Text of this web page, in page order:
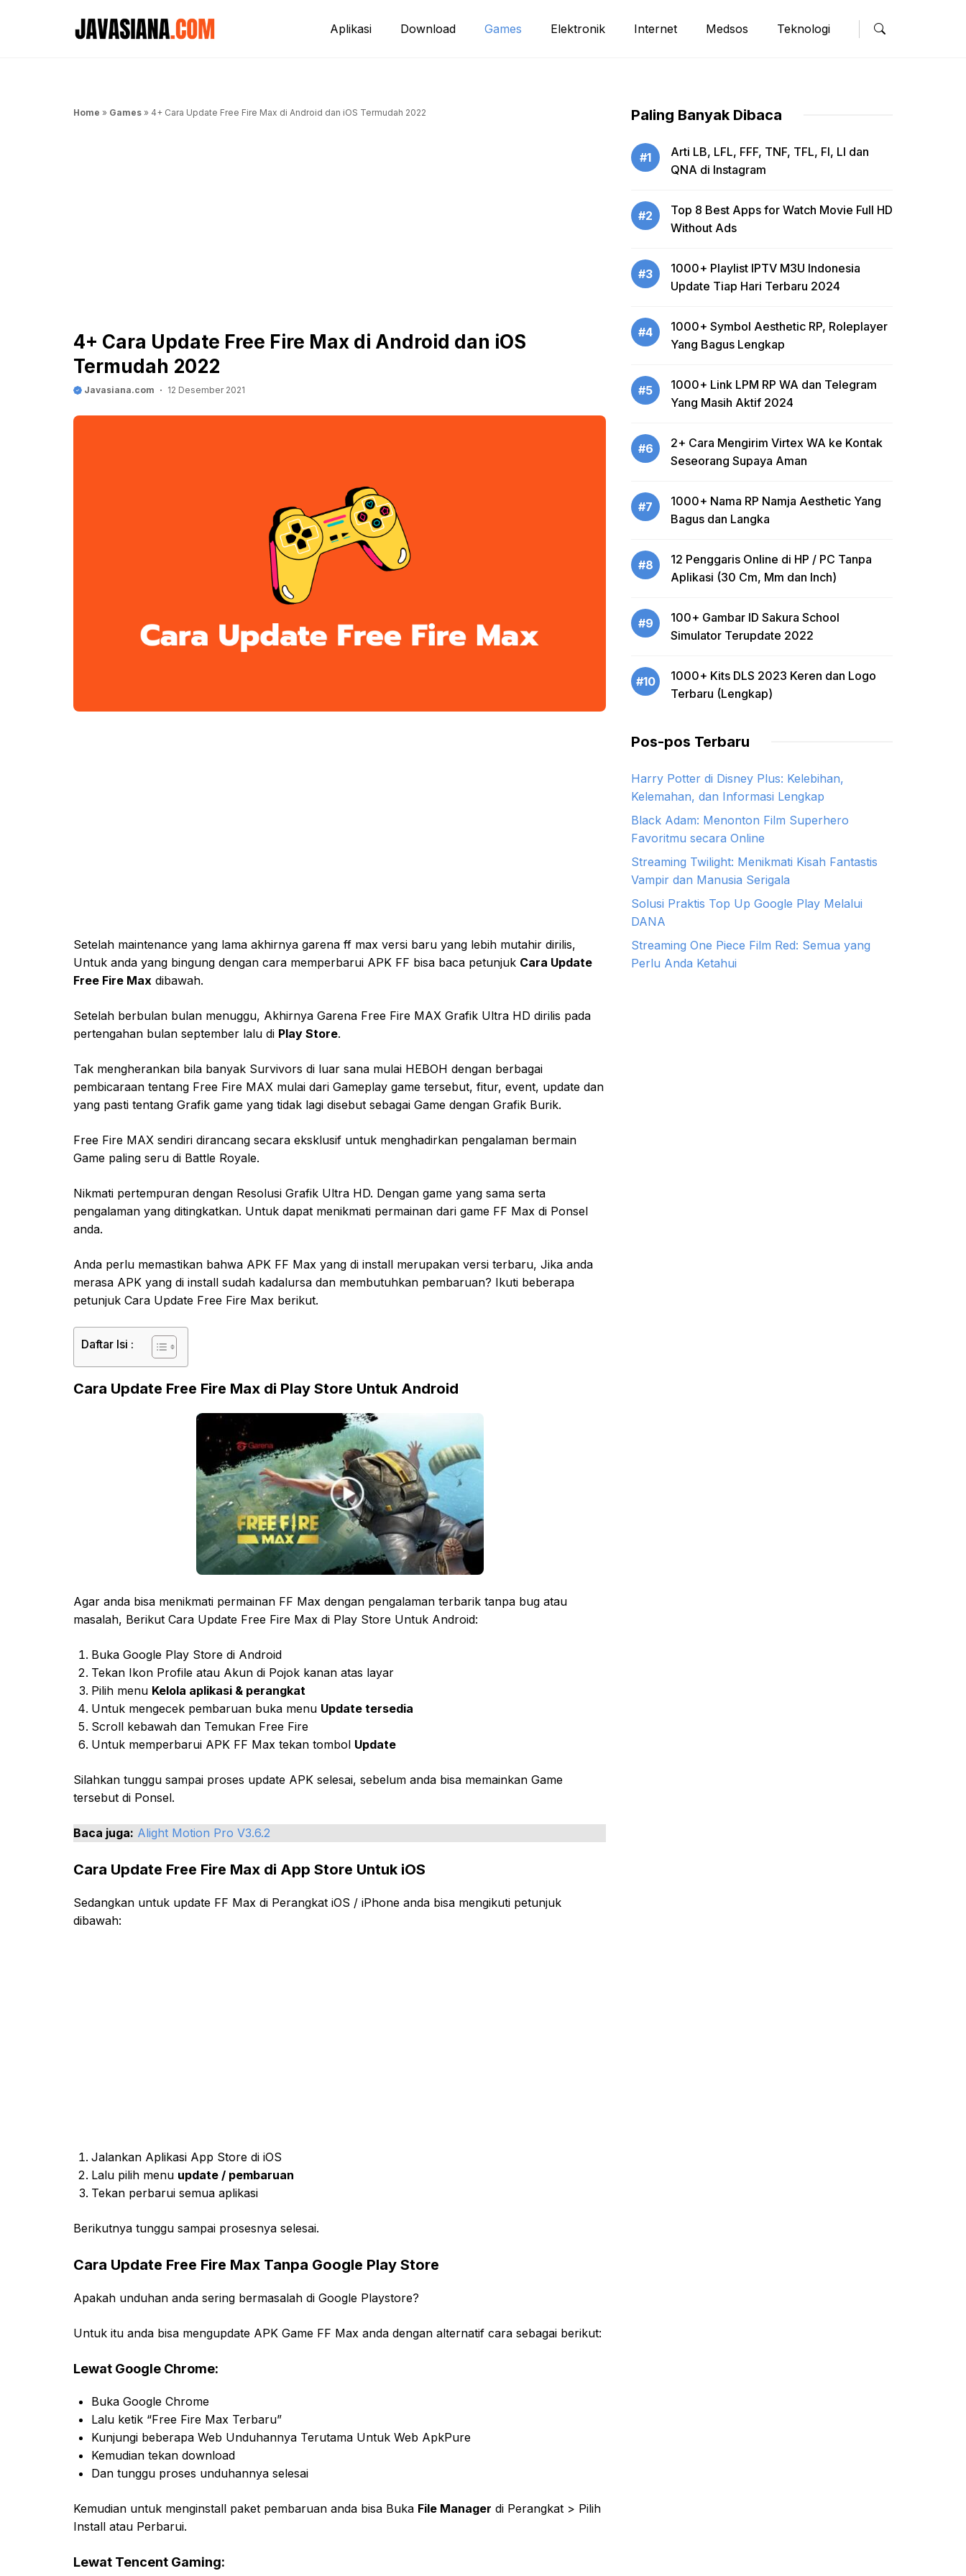
Aplikasi Download Games Elektronik Internet Medsos Teknologi
Home » Games » 4+ Cara Update Free Fire Max di Android dan iOS Termudah 2022
4+ Cara Update Free Fire Max di Android dan iOS
Termudah 2022
Javasiana.com 12 Desember 2021
Setelah maintenance yang lama akhirnya garena ff max versi baru yang lebih mutahir dirilis,
Untuk anda yang bingung dengan cara memperbarui APK FF bisa baca petunjuk Cara Update
Free Fire Max dibawah.
Setelah berbulan bulan menuggu, Akhirnya Garena Free Fire MAX Grafik Ultra HD dirilis pada
pertengahan bulan september lalu di Play Store.
Tak mengherankan bila banyak Survivors di luar sana mulai HEBOH dengan berbagai
pembicaraan tentang Free Fire MAX mulai dari Gameplay game tersebut, fitur, event, update dan
yang pasti tentang Grafik game yang tidak lagi disebut sebagai Game dengan Grafik Burik.
Free Fire MAX sendiri dirancang secara eksklusif untuk menghadirkan pengalaman bermain
Game paling seru di Battle Royale.
Nikmati pertempuran dengan Resolusi Grafik Ultra HD. Dengan game yang sama serta
pengalaman yang ditingkatkan. Untuk dapat menikmati permainan dari game FF Max di Ponsel
anda.
Anda perlu memastikan bahwa APK FF Max yang di install merupakan versi terbaru, Jika anda
merasa APK yang di install sudah kadalursa dan membutuhkan pembaruan? Ikuti beberapa
petunjuk Cara Update Free Fire Max berikut.
Daftar Isi :
Cara Update Free Fire Max di Play Store Untuk Android
Agar anda bisa menikmati permainan FF Max dengan pengalaman terbarik tanpa bug atau
masalah, Berikut Cara Update Free Fire Max di Play Store Untuk Android:
Buka Google Play Store di Android
Tekan Ikon Profile atau Akun di Pojok kanan atas layar
Pilih menu Kelola aplikasi & perangkat
Untuk mengecek pembaruan buka menu Update tersedia
Scroll kebawah dan Temukan Free Fire
Untuk memperbarui APK FF Max tekan tombol Update
Silahkan tunggu sampai proses update APK selesai, sebelum anda bisa memainkan Game
tersebut di Ponsel.
Baca juga: Alight Motion Pro V3.6.2
Cara Update Free Fire Max di App Store Untuk iOS
Sedangkan untuk update FF Max di Perangkat iOS / iPhone anda bisa mengikuti petunjuk
dibawah:
Jalankan Aplikasi App Store di iOS
Lalu pilih menu update / pembaruan
Tekan perbarui semua aplikasi
Berikutnya tunggu sampai prosesnya selesai.
Cara Update Free Fire Max Tanpa Google Play Store
Apakah unduhan anda sering bermasalah di Google Playstore?
Untuk itu anda bisa mengupdate APK Game FF Max anda dengan alternatif cara sebagai berikut:
Lewat Google Chrome:
Buka Google Chrome
Lalu ketik “Free Fire Max Terbaru”
Kunjungi beberapa Web Unduhannya Terutama Untuk Web ApkPure
Kemudian tekan download
Dan tunggu proses unduhannya selesai
Kemudian untuk menginstall paket pembaruan anda bisa Buka File Manager di Perangkat > Pilih
Install atau Perbarui.
Lewat Tencent Gaming:
Paling Banyak Dibaca
#1
Arti LB, LFL, FFF, TNF, TFL, FI, LI dan
QNA di Instagram
#2
Top 8 Best Apps for Watch Movie Full HD
Without Ads
#3
1000+ Playlist IPTV M3U Indonesia
Update Tiap Hari Terbaru 2024
#4
1000+ Symbol Aesthetic RP, Roleplayer
Yang Bagus Lengkap
#5
1000+ Link LPM RP WA dan Telegram
Yang Masih Aktif 2024
#6
2+ Cara Mengirim Virtex WA ke Kontak
Seseorang Supaya Aman
#7
1000+ Nama RP Namja Aesthetic Yang
Bagus dan Langka
#8
12 Penggaris Online di HP / PC Tanpa
Aplikasi (30 Cm, Mm dan Inch)
#9
100+ Gambar ID Sakura School
Simulator Terupdate 2022
#10
1000+ Kits DLS 2023 Keren dan Logo
Terbaru (Lengkap)
Pos-pos Terbaru
Harry Potter di Disney Plus: Kelebihan,
Kelemahan, dan Informasi Lengkap
Black Adam: Menonton Film Superhero
Favoritmu secara Online
Streaming Twilight: Menikmati Kisah Fantastis
Vampir dan Manusia Serigala
Solusi Praktis Top Up Google Play Melalui
DANA
Streaming One Piece Film Red: Semua yang
Perlu Anda Ketahui